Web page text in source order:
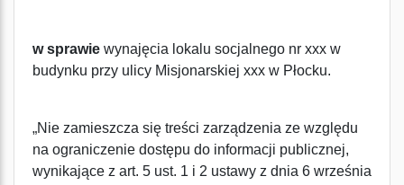
w sprawie wynajęcia lokalu socjalnego nr xxx w
budynku przy ulicy Misjonarskiej xxx w Płocku.
„Nie zamieszcza się treści zarządzenia ze względu
na ograniczenie dostępu do informacji publicznej,
wynikające z art. 5 ust. 1 i 2 ustawy z dnia 6 września